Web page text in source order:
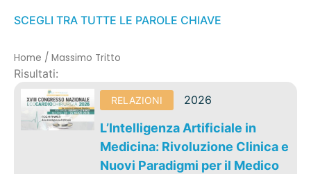
SCEGLI TRA TUTTE LE PAROLE CHIAVE
Home / Massimo Tritto
Risultati:
RELAZIONI 2026
L’Intelligenza Artificiale in
Medicina: Rivoluzione Clinica e
Nuovi Paradigmi per il Medico